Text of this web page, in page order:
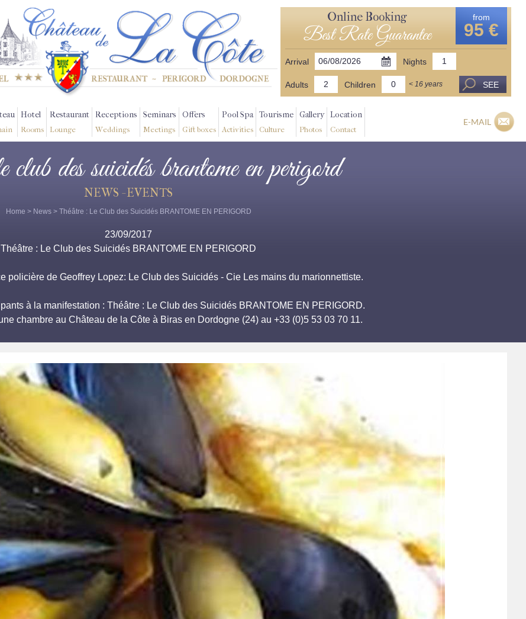
Online Booking
Best Rate Guarantee
from
95 €
Arrival Nights
Adults Children < 16 years SEE
Hotel
Rooms
Restaurant
Lounge
Receptions
Weddings
Seminars
Meetings
Offers
Gift boxes
Pool Spa
Activities
Tourisme
Culture
Gallery
Photos
Location
Contact
E-MAIL
club des suicidés brantome en perigord
NEWS - EVENTS
Home > News> Théâtre : Le Club des Suicidés BRANTOME EN PERIGORD
23/09/2017
Théâtre : Le Club des Suicidés BRANTOME EN PERIGORD
policière de Geoffrey Lopez: Le Club des Suicidés - Cie Les mains du marionnettiste.
à la manifestation : Théâtre : Le Club des Suicidés BRANTOME EN PERIGORD.
chambre au Château de la Côte à Biras en Dordogne (24) au +33 (0)5 53 03 70 11.